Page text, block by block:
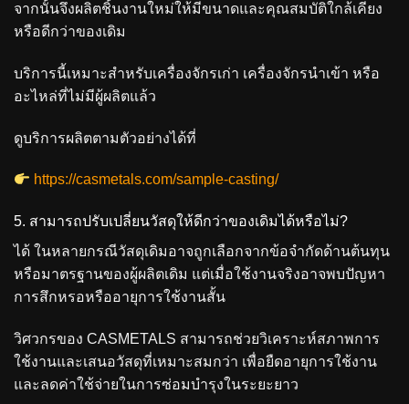
จากนั้นจึงผลิตชิ้นงานใหม่ให้มีขนาดและคุณสมบัติใกล้เคียง
หรือดีกว่าของเดิม
บริการนี้เหมาะสำหรับเครื่องจักรเก่า เครื่องจักรนำเข้า หรือ
อะไหล่ที่ไม่มีผู้ผลิตแล้ว
ดูบริการผลิตตามตัวอย่างได้ที่
https://casmetals.com/sample-casting/
5. สามารถปรับเปลี่ยนวัสดุให้ดีกว่าของเดิมได้หรือไม่?
ได้ ในหลายกรณีวัสดุเดิมอาจถูกเลือกจากข้อจำกัดด้านต้นทุน
หรือมาตรฐานของผู้ผลิตเดิม แต่เมื่อใช้งานจริงอาจพบปัญหา
การสึกหรอหรืออายุการใช้งานสั้น
วิศวกรของ CASMETALS สามารถช่วยวิเคราะห์สภาพการ
ใช้งานและเสนอวัสดุที่เหมาะสมกว่า เพื่อยืดอายุการใช้งาน
และลดค่าใช้จ่ายในการซ่อมบำรุงในระยะยาว